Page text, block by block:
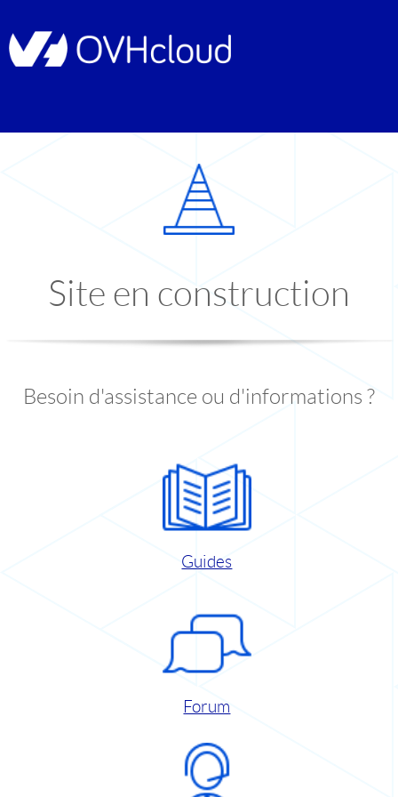
Site en construction
Besoin d'assistance ou d'informations ?
Guides
Forum